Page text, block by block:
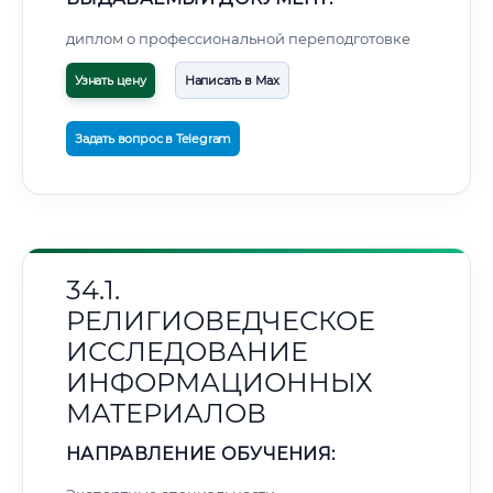
диплом о профессиональной переподготовке
Узнать цену Написать в Max
Задать вопрос в Telegram
34.1.
РЕЛИГИОВЕДЧЕСКОЕ
ИССЛЕДОВАНИЕ
ИНФОРМАЦИОННЫХ
МАТЕРИАЛОВ
НАПРАВЛЕНИЕ ОБУЧЕНИЯ: